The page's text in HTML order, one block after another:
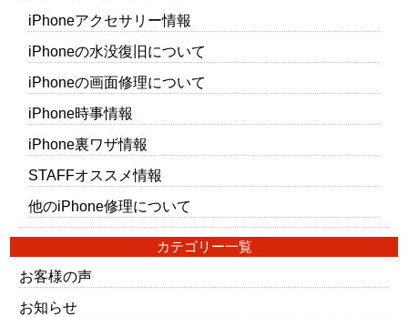
iPhoneアクセサリー情報
iPhoneの水没復旧について
iPhoneの画面修理について
iPhone時事情報
iPhone裏ワザ情報
STAFFオススメ情報
他のiPhone修理について
カテゴリー一覧
お客様の声
お知らせ